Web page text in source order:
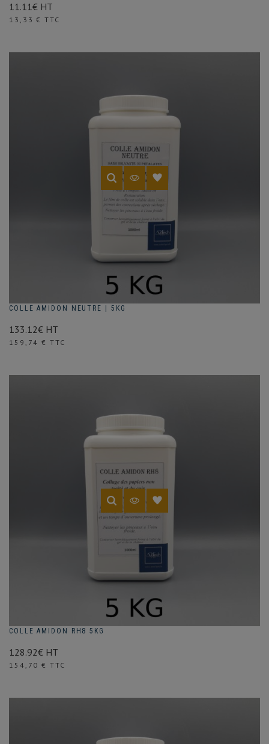
11.11€ HT
Prix
13,33 € TTC
COLLE AMIDON NEUTRE | 5KG
133.12€ HT
Prix
159,74 € TTC
COLLE AMIDON RH8 5KG
128.92€ HT
Prix
154,70 € TTC